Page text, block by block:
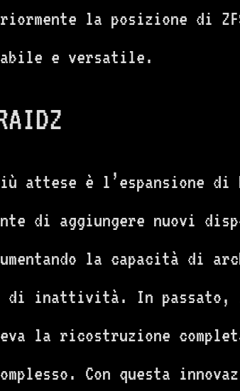
la posizione di
e versatile.
attese è l’espansione di
di aggiungere nuovi
la capacità di
di inattività. In passato,
la ricostruzione
Con questa